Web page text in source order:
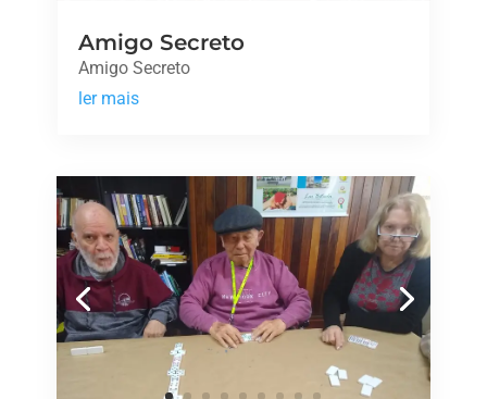
Amigo Secreto
Amigo Secreto
ler mais